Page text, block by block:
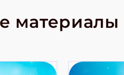
приключения!
материалы